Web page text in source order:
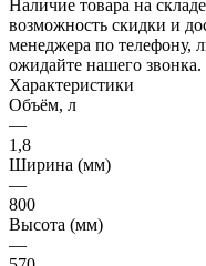
Наличие товара на
возможность скидки и
менеджера по телефону,
ожидайте нашего звонка.
Характеристики
Объём, л
—
1,8
Ширина (мм)
—
800
Высота (мм)
—